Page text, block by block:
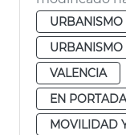
URBANISMO
VALENCIA
EN
MOVILIDAD